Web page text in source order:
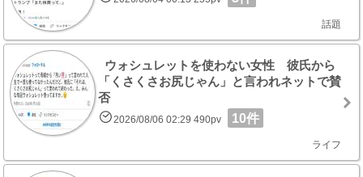
話題
ウォシュレットを使わない女性 彼氏から
「くさくさお尻じゃん」と言われネットで賛
否
2026/08/06 02:29 490pv 10件
ライフ